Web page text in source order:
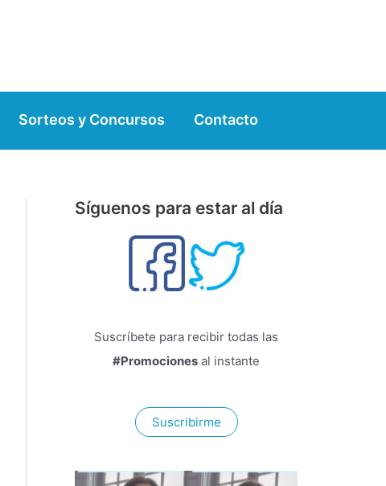
Sorteos y Concursos Contacto
Síguenos para estar al día
Suscríbete para recibir todas las
#Promociones al instante
Suscribirme